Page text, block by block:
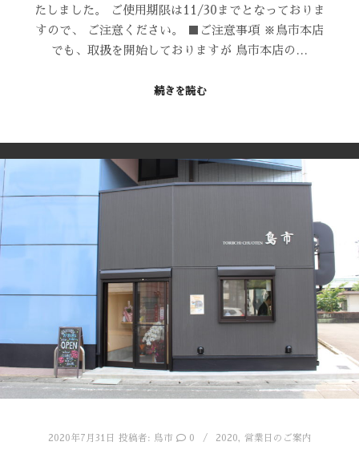
たしました。 ご使用期限は11/30までとなっておりま
すので、 ご注意ください。 ■ご注意事項 ※鳥市本店
でも、取扱を開始しておりますが 鳥市本店の…
続きを読む
2020年7月31日 投稿者: 鳥市 0 2020, 営業日のご案内